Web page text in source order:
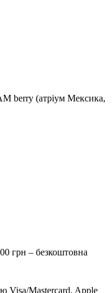
berry (атріум Мексика,
грн – безкоштовна
Visa/Mastercard, Apple